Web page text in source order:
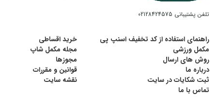
تلفن پشتیبانی 02128424575
راهنمای استفاده از کد تخفیف اسنپ پی
خرید اقساطی
مکمل ورزشی
مجله مکمل شاپ
روش های ارسال
مجوزها
درباره ما
قوانین و مقررات
ثبت شکایات در سایت
نقشه سایت
تماس با ما